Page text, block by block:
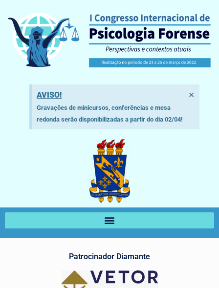
AVISO!
Gravações de minicursos, conferências e mesa
redonda serão disponibilizadas a partir do dia 02/04!
×
Patrocinador Diamante